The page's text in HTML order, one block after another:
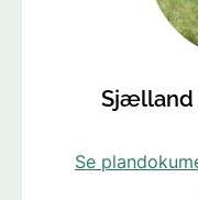
Sjælland
Se